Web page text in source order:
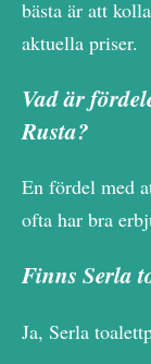
bästa är att
aktuella priser.
Vad är
Rusta?
En fördel med
ofta har bra
Finns Serla
Ja, Serla